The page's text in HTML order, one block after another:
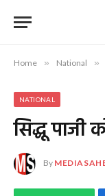
Home » National »
NATIONAL
सिद्धू
By